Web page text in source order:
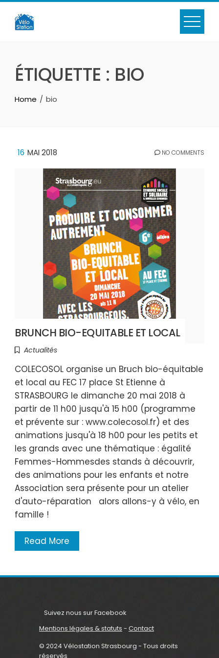
Skip
content
ÉTIQUETTE : BIO
Home bio
16 MAI 2018 NO COMMENTS
BRUNCH BIO-EQUITABLE ET LOCAL
Actualités
COLECOSOL organise un Bruch bio-équitable
et local au FEC 17 place St Etienne à
STRASBOURG le dimanche 20 mai 2018 à
partir de 11 h00 jusqu'à 15 h00 (programme
et prévente sur : www.colecosol.fr) et des
animations jusqu'à 18 h00 pour les petits et
les grands avec une thématique : égalité
Femmes-Hommesdes stands à découvrir,
des animations pour les enfants et notre
Association sera présente pour un atelier
d'auto-réparation alors allons-y à vélo, en
famille !
Read More
Suivez nous sur Facebook
Mentions légales & statuts - Contact
© 2024 Vélostation Strasbourg - Tous droits
réservés